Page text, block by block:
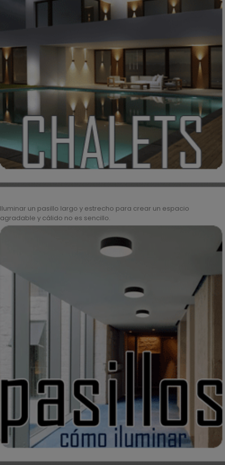
Iluminar un pasillo largo y estrecho para crear un espacio
agradable y cálido no es sencillo.